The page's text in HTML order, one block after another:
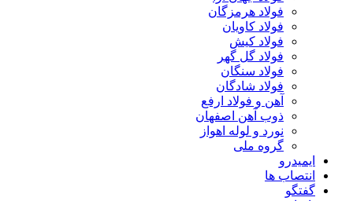
فولاد هرمزگان
فولاد کاویان
فولاد کیش
فولاد گل گهر
فولاد سنگان
فولاد شادگان
آهن و فولاد ارفع
ذوب آهن اصفهان
نورد و لوله اهواز
گروه ملی
ایمیدرو
انتصاب ها
گفتگو